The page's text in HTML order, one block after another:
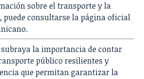
sobre el transporte y la
puede consultarse la página oficial
la importancia de contar
público resilientes y
que permitan garantizar la